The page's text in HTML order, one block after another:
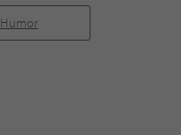
Humor